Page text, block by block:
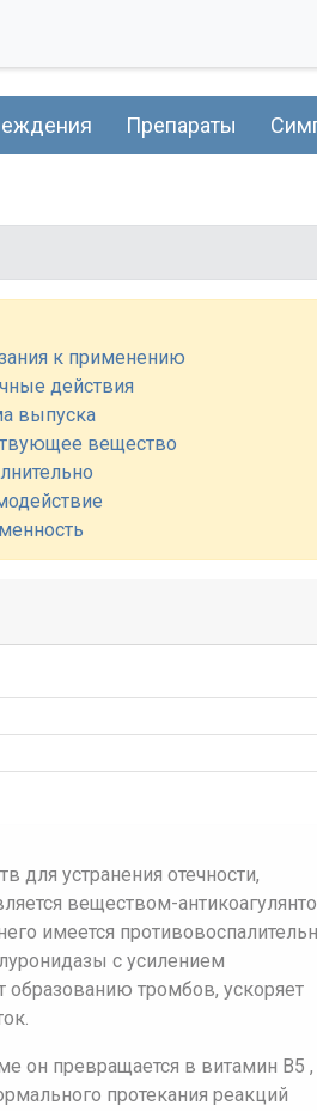
Препараты
к применению
действия
выпуска
вещество
для устранения отечности,
веществом-
имеется
с усилением
образованию тромбов, ускоряет
он превращается в витамин В5 ,
протекания реакций